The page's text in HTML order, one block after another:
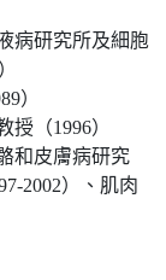
病研究所及細胞
）
（1996）
和皮膚病研究
2002）、肌肉